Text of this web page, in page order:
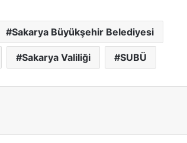
Sakarya Büyükşehir Belediyesi
Sakarya Valiliği SUBÜ